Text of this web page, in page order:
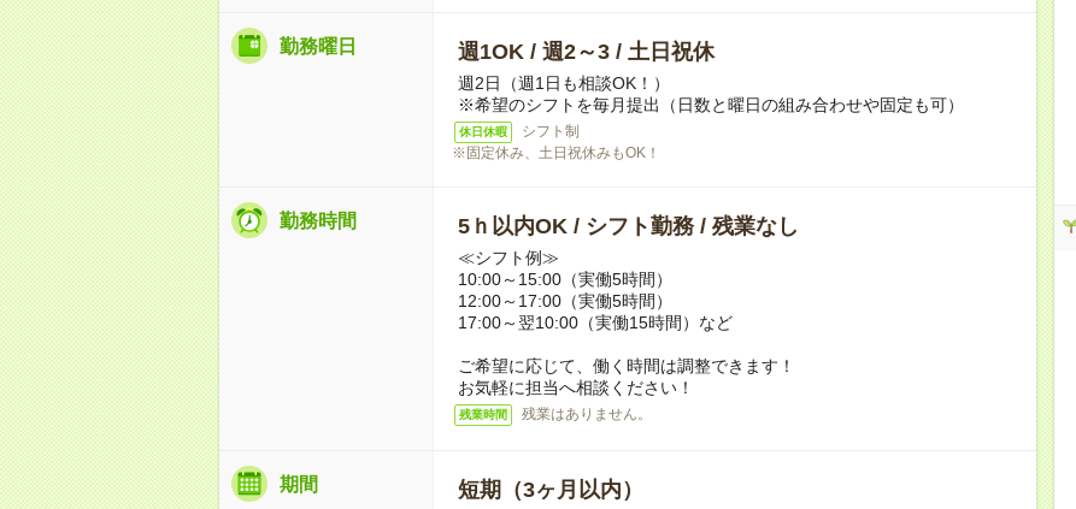
勤務曜日 週1OK / 週2～3 / 土日祝休
週2日（週1日も相談OK！）
※希望のシフトを毎月提出（日数と曜日の組み合わせや固定も可）
休日休暇
シフト制
※固定休み、土日祝休みもOK！
勤務時間 5ｈ以内OK / シフト勤務 / 残業なし
≪シフト例≫
10:00～15:00（実働5時間）
12:00～17:00（実働5時間）
17:00～翌10:00（実働15時間）など
ご希望に応じて、働く時間は調整できます！
お気軽に担当へ相談ください！
残業時間 残業はありません。
期間 短期（3ヶ月以内）